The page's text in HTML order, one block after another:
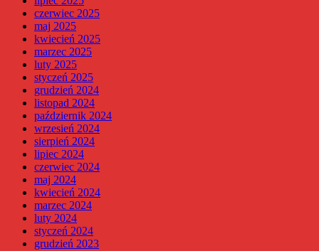
czerwiec 2025
maj 2025
kwiecień 2025
marzec 2025
luty 2025
styczeń 2025
grudzień 2024
listopad 2024
październik 2024
wrzesień 2024
sierpień 2024
lipiec 2024
czerwiec 2024
maj 2024
kwiecień 2024
marzec 2024
luty 2024
styczeń 2024
grudzień 2023